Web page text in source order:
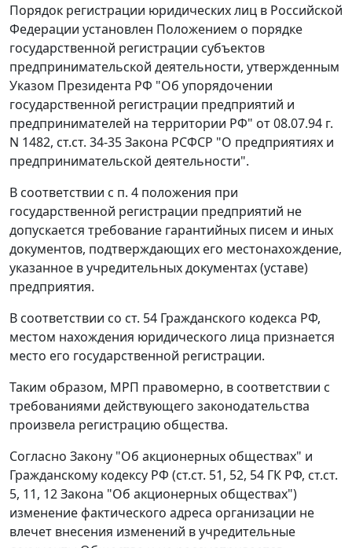
Порядок регистрации юридических лиц в Российской
Федерации установлен Положением о порядке
государственной регистрации субъектов
предпринимательской деятельности, утвержденным
Указом Президента РФ "Об упорядочении
государственной регистрации предприятий и
предпринимателей на территории РФ" от 08.07.94 г.
N 1482, ст.ст. 34-35Закона РСФСР "О предприятиях и
предпринимательской деятельности".
В соответствии с п. 4 положения при
государственной регистрации предприятий не
допускается требование гарантийных писем и иных
документов, подтверждающих его местонахождение,
указанное в учредительных документах (уставе)
предприятия.
В соответствии со ст. 54 Гражданского кодекса РФ,
местом нахождения юридического лица признается
место его государственной регистрации.
Таким образом, МРП правомерно, в соответствии с
требованиями действующего законодательства
произвела регистрацию общества.
Согласно Закону "Об акционерных обществах" и
Гражданскому кодексу РФ (ст.ст. 51, 52, 54 ГК РФ, ст.ст.
5, 11, 12Закона "Об акционерных обществах")
изменение фактического адреса организации не
влечет внесения изменений в учредительные